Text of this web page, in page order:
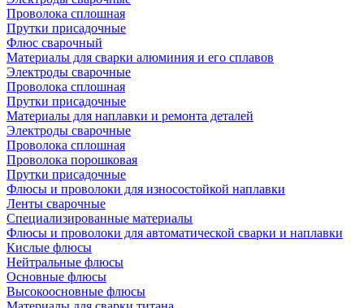
Проволока сплошная
Прутки присадочные
Флюс сварочный
Материалы для сварки алюминия и его сплавов
Электроды сварочные
Проволока сплошная
Прутки присадочные
Материалы для наплавки и ремонта деталей
Электроды сварочные
Проволока сплошная
Проволока порошковая
Прутки присадочные
Флюсы и проволоки для износостойкой наплавки
Ленты сварочные
Специализированные материалы
Флюсы и проволоки для автоматической сварки и наплавки
Кислые флюсы
Нейтральные флюсы
Основные флюсы
Высокоосновные флюсы